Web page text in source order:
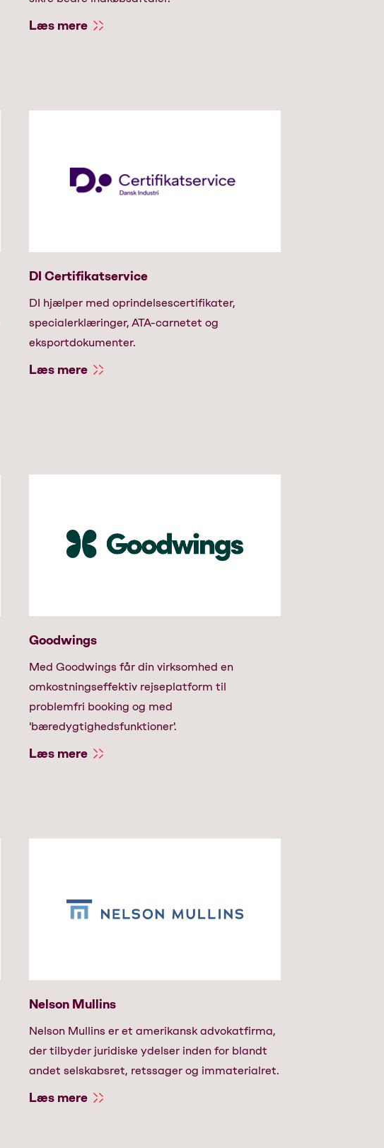
Læs mere
DI Certifikatservice
DI hjælper med oprindelsescertifikater,
specialerklæringer, ATA-carnetet og
eksportdokumenter.
Læs mere
Goodwings
Med Goodwings får din virksomhed en
omkostningseffektiv rejseplatform til
problemfri booking og med
'bæredygtighedsfunktioner'.
Læs mere
Nelson Mullins
Nelson Mullins er et amerikansk advokatfirma,
der tilbyder juridiske ydelser inden for blandt
andet selskabsret, retssager og immaterialret.
Læs mere